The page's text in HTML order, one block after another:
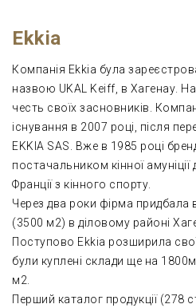
Ekkia
Компанія Ekkia була
назвою UKAL Keiff, в Хагенау.
честь своїх засновників.
існування в 2007 році, після
EKKIA SAS. Вже в 1985 році
постачальником кінної амуніції
Франції з кінного спорту.
Через два роки фірма придбала
(3500 м2) в діловому районі
Поступово Ekkia розширила
були куплені склади ще на
м2.
Перший каталог продукції (278